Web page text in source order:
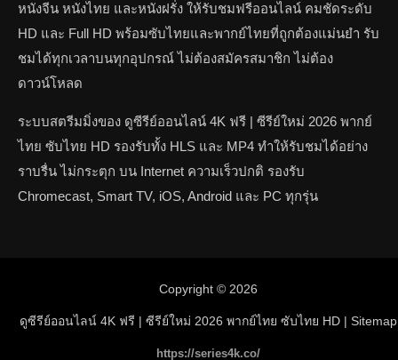
หนังจีน หนังไทย และหนังฝรั่ง ให้รับชมฟรีออนไลน์ คมชัดระดับ
HD และ Full HD พร้อมซับไทยและพากย์ไทยที่ถูกต้องแม่นยำ รับ
ชมได้ทุกเวลาบนทุกอุปกรณ์ ไม่ต้องสมัครสมาชิก ไม่ต้อง
ดาวน์โหลด
ระบบสตรีมมิ่งของ ดูซีรีย์ออนไลน์ 4K ฟรี | ซีรีย์ใหม่ 2026 พากย์
ไทย ซับไทย HD รองรับทั้ง HLS และ MP4 ทำให้รับชมได้อย่าง
ราบรื่น ไม่กระตุก บน Internet ความเร็วปกติ รองรับ
Chromecast, Smart TV, iOS, Android และ PC ทุกรุ่น
Copyright © 2026
ดูซีรีย์ออนไลน์ 4K ฟรี | ซีรีย์ใหม่ 2026 พากย์ไทย ซับไทย HD | Sitemap
https://series4k.co/